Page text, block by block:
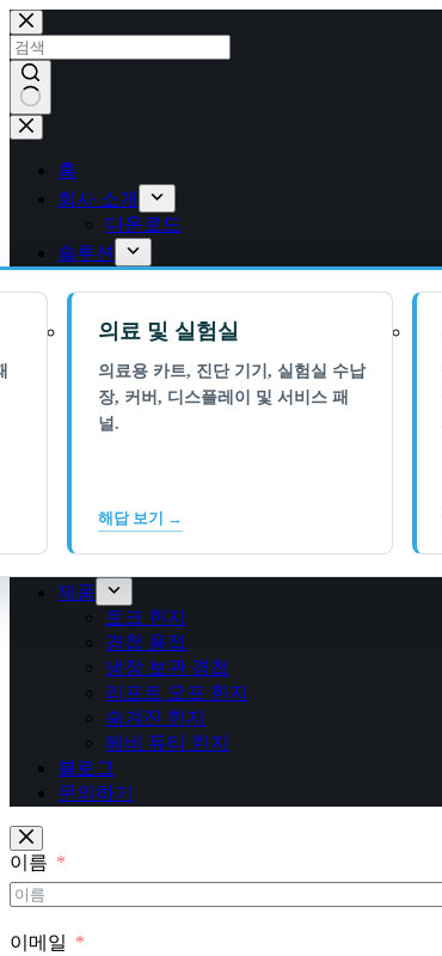
콘
텐
츠
로
건
너
결
홈
회사 소개
다운로드
솔루션
의료 및 실험실
의료용 카트, 진단 기기, 실험실 수납
장, 커버, 디스플레이 및 서비스 패
널.
해답 보기 →
제품
토크 힌지
경첩 용접
냉장 보관 경첩
리프트 오프 힌지
숨겨진 힌지
헤비 듀티 힌지
블로그
문의하기
이름
이메일